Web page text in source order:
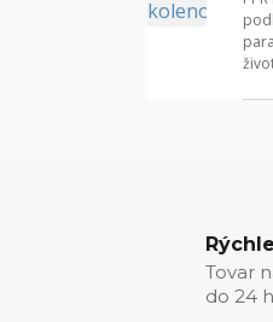
Tovar
do 24